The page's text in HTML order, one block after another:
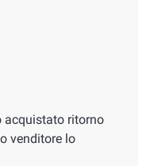
acquistato ritorno
venditore lo